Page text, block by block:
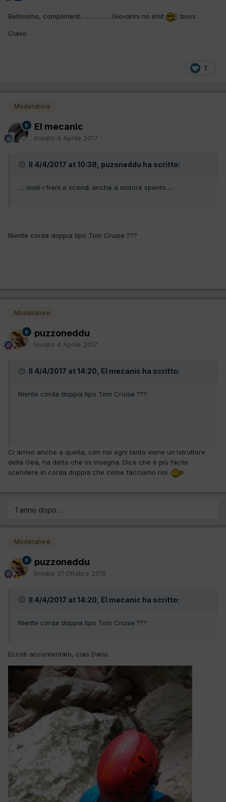
Bellissimo, complimenti.....................Giovanni no limit :boss
Ciaoo
1
Moderatore
El mecanic
Inviato 4 Aprile 2017
Il 4/4/2017 at 10:38, puzoneddu ha scritto:
.... molli i freni e scendi anche a motore spento.....
Niente corda doppia tipo Tom Cruise ???
Moderatore
puzzoneddu
Inviato 4 Aprile 2017
Il 4/4/2017 at 14:20, El mecanic ha scritto:
Niente corda doppia tipo Tom Cruise ???
Ci arrivo anche a quella, con noi ogni tanto viene un'istruttore
della Gea, ha detto che mi insegna. Dice che è più facile
scendere in corda doppia che come facciamo noi.
1 anno dopo...
Moderatore
puzzoneddu
Inviato 21 Ottobre 2018
Il 4/4/2017 at 14:20, El mecanic ha scritto:
Niente corda doppia tipo Tom Cruise ???
Eccoti accontentato, ciao Dario.